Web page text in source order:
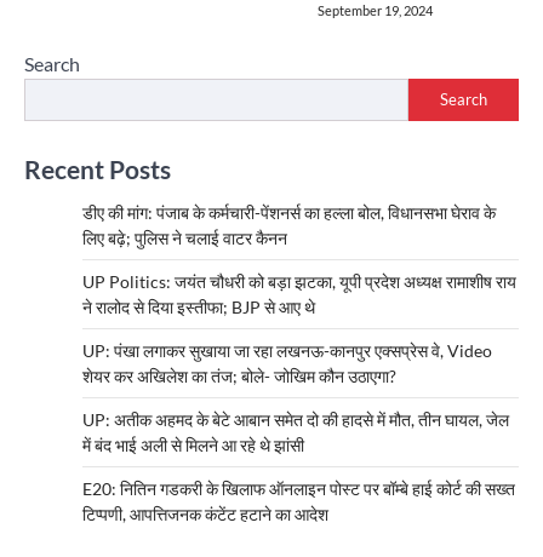
September 19, 2024
Search
Search
Recent Posts
डीए की मांग: पंजाब के कर्मचारी-पेंशनर्स का हल्ला बोल, विधानसभा घेराव के
लिए बढ़े; पुलिस ने चलाई वाटर कैनन
UP Politics: जयंत चौधरी को बड़ा झटका, यूपी प्रदेश अध्यक्ष रामाशीष राय
ने रालोद से दिया इस्तीफा; BJP से आए थे
UP: पंखा लगाकर सुखाया जा रहा लखनऊ-कानपुर एक्सप्रेस वे, Video
शेयर कर अखिलेश का तंज; बोले- जोखिम कौन उठाएगा?
UP: अतीक अहमद के बेटे आबान समेत दो की हादसे में मौत, तीन घायल, जेल
में बंद भाई अली से मिलने आ रहे थे झांसी
E20: नितिन गडकरी के खिलाफ ऑनलाइन पोस्ट पर बॉम्बे हाई कोर्ट की सख्त
टिप्पणी, आपत्तिजनक कंटेंट हटाने का आदेश